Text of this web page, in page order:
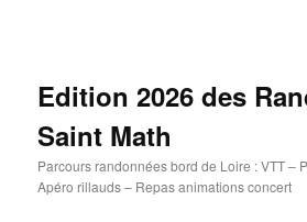
Edition 2026 des
Saint Math
Parcours randonnées bord de Loire : VTT –
Apéro rillauds – Repas animations concert